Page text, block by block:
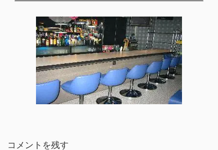
コメントを残す